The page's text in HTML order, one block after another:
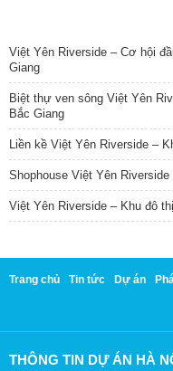
Việt Yên Riverside – Cơ hội
Giang
Biệt thự ven sông Việt Yên
Bắc Giang
Liền kề Việt Yên Riverside –
Shophouse Việt Yên
Việt Yên Riverside – Khu đô
Trang chủ Tin tức Dự án
THÔNG TIN DỰ ÁN HÀ